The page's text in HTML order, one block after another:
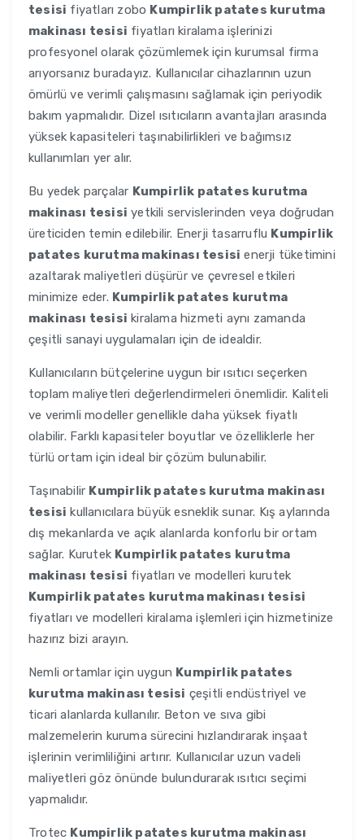
tesisi fiyatları zobo Kumpirlik patates kurutma
makinası tesisi fiyatları kiralama işlerinizi
profesyonel olarak çözümlemek için kurumsal firma
arıyorsanız buradayız. Kullanıcılar cihazlarının uzun
ömürlü ve verimli çalışmasını sağlamak için periyodik
bakım yapmalıdır. Dizel ısıtıcıların avantajları arasında
yüksek kapasiteleri taşınabilirlikleri ve bağımsız
kullanımları yer alır.
Bu yedek parçalar Kumpirlik patates kurutma
makinası tesisi yetkili servislerinden veya doğrudan
üreticiden temin edilebilir. Enerji tasarruflu Kumpirlik
patates kurutma makinası tesisi enerji tüketimini
azaltarak maliyetleri düşürür ve çevresel etkileri
minimize eder. Kumpirlik patates kurutma
makinası tesisi kiralama hizmeti aynı zamanda
çeşitli sanayi uygulamaları için de idealdir.
Kullanıcıların bütçelerine uygun bir ısıtıcı seçerken
toplam maliyetleri değerlendirmeleri önemlidir. Kaliteli
ve verimli modeller genellikle daha yüksek fiyatlı
olabilir. Farklı kapasiteler boyutlar ve özelliklerle her
türlü ortam için ideal bir çözüm bulunabilir.
Taşınabilir Kumpirlik patates kurutma makinası
tesisi kullanıcılara büyük esneklik sunar. Kış aylarında
dış mekanlarda ve açık alanlarda konforlu bir ortam
sağlar. Kurutek Kumpirlik patates kurutma
makinası tesisi fiyatları ve modelleri kurutek
Kumpirlik patates kurutma makinası tesisi
fiyatları ve modelleri kiralama işlemleri için hizmetinize
hazırız bizi arayın.
Nemli ortamlar için uygun Kumpirlik patates
kurutma makinası tesisi çeşitli endüstriyel ve
ticari alanlarda kullanılır. Beton ve sıva gibi
malzemelerin kuruma sürecini hızlandırarak inşaat
işlerinin verimliliğini artırır. Kullanıcılar uzun vadeli
maliyetleri göz önünde bulundurarak ısıtıcı seçimi
yapmalıdır.
Trotec Kumpirlik patates kurutma makinası